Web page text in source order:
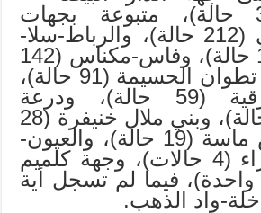
سطات (327 حالة)، متبوعة بجهات
مراكش-آسفي (212 حالة)، والرباط-سلا-
القنيطرة (187 حالة)، وفاس-مكناس (142
حالة)، وطنجة تطوان الحسيمة (91 حالة)،
والجهة الشرقية (59 حالة)، ودرعة
تافيلالت (43 حالة)، وبني ملال خنيفرة (28
حالة)، وسوس ماسة (19 حالة)، والعيون-
الساقية الحمراء (4 حالات)، وجهة كلميم
واحدة)، فيما لم تسجل أية
واد الذهب.